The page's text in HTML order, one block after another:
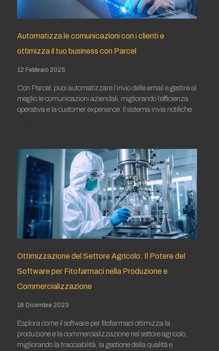
Automatizza le comunicazioni con i clienti e
ottimizza il tuo business con Parcel
12 Febbraio 2025
Con Parcel, puoi automatizzare l’invio delle email e gestire al
meglio le comunicazioni aziendali, migliorando l’efficienza
operativa e la customer experience. Il sistema invia notifiche
Ottimizzazione del Settore Agricolo: Il Potere del
Software per Fitofarmaci nella Produzione e
Commercializzazione
18 Dicembre 2023
Esplora come il software per fitofarmaci ottimizza la
produzione e la commercializzazione nel settore agricolo,
migliorando la tracciabilità, la gestione della qualità e